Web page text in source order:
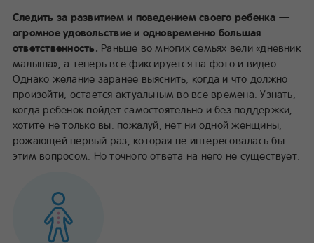
Следить за развитием и поведением своего ребенка —
огромное удовольствие и одновременно большая
ответственность. Раньше во многих семьях вели «дневник
малыша», а теперь все фиксируется на фото и видео.
Однако желание заранее выяснить, когда и что должно
произойти, остается актуальным во все времена. Узнать,
когда ребенок пойдет самостоятельно и без поддержки,
хотите не только вы: пожалуй, нет ни одной женщины,
рожающей первый раз, которая не интересовалась бы
этим вопросом. Но точного ответа на него не существует.